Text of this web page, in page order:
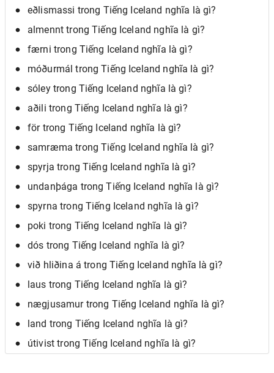
eðlismassi trong Tiếng Iceland nghĩa là gì?
almennt trong Tiếng Iceland nghĩa là gì?
færni trong Tiếng Iceland nghĩa là gì?
móðurmál trong Tiếng Iceland nghĩa là gì?
sóley trong Tiếng Iceland nghĩa là gì?
aðili trong Tiếng Iceland nghĩa là gì?
för trong Tiếng Iceland nghĩa là gì?
samræma trong Tiếng Iceland nghĩa là gì?
spyrja trong Tiếng Iceland nghĩa là gì?
undanþága trong Tiếng Iceland nghĩa là gì?
spyrna trong Tiếng Iceland nghĩa là gì?
poki trong Tiếng Iceland nghĩa là gì?
dós trong Tiếng Iceland nghĩa là gì?
við hliðina á trong Tiếng Iceland nghĩa là gì?
laus trong Tiếng Iceland nghĩa là gì?
nægjusamur trong Tiếng Iceland nghĩa là gì?
land trong Tiếng Iceland nghĩa là gì?
útivist trong Tiếng Iceland nghĩa là gì?